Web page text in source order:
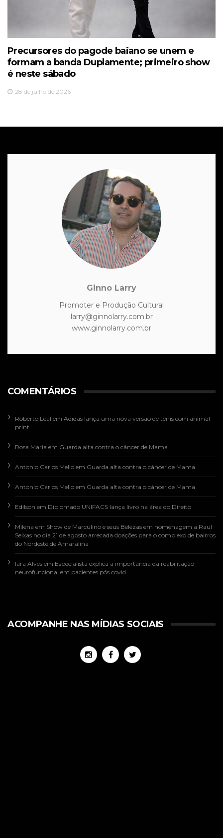
Precursores do pagode baiano se unem e
formam a banda Duplamente; primeiro show
é neste sábado
28 de julho de 2026
Ginno Larry
Promoter e Produção Cultural
larry@ginnolarry.com.br
www.ginnolarry.com.br
COMENTÁRIOS
Roberto Leal em Adidas lança uma nova versão de tênis com animal
print
Rosa Maria em Guarda alta contra o câncer de Mama
Antonio Carlos Mello em Guarda alta contra o câncer de Mama
Antonio Carlos Mello em Guarda alta contra o câncer de Mama
Edilson em Diplomado UNIFACS lança livro na área do Direito
Milena em Show de Marculino e seus Belezas em homenagem a Raul
Seixas no dia 21 de agosto arrecada doações para o complexo de bairros
do Nordeste de Amaralina
Iara Alves em Especialista explica a importância da reabilitação
neurofuncional em pacientes pós covid
ACOMPANHE NAS MÍDIAS SOCIAIS